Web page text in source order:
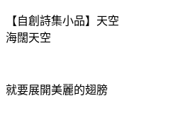
【自創詩集小品】天空
海闊天空
就要展開美麗的翅膀